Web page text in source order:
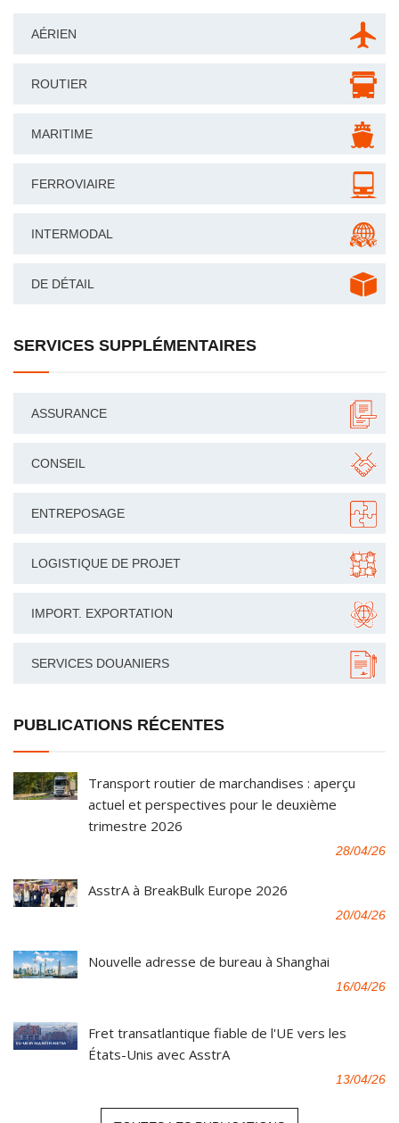
AÉRIEN
ROUTIER
MARITIME
FERROVIAIRE
INTERMODAL
DE DÉTAIL
SERVICES SUPPLÉMENTAIRES
ASSURANCE
CONSEIL
ENTREPOSAGE
LOGISTIQUE DE PROJET
IMPORT. EXPORTATION
SERVICES DOUANIERS
PUBLICATIONS RÉCENTES
Transport routier de marchandises : aperçu
actuel et perspectives pour le deuxième
trimestre 2026
28/04/26
AsstrA à BreakBulk Europe 2026
20/04/26
Nouvelle adresse de bureau à Shanghai
16/04/26
Fret transatlantique fiable de l'UE vers les
États-Unis avec AsstrA
13/04/26